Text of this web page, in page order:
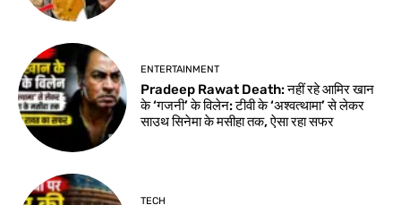
ENTERTAINMENT
Pradeep Rawat Death: नहीं रहे आमिर खान
के ‘गजनी’ के विलेन: टीवी के ‘अश्वत्थामा’ से लेकर
साउथ सिनेमा के मसीहा तक, ऐसा रहा सफर
TECH